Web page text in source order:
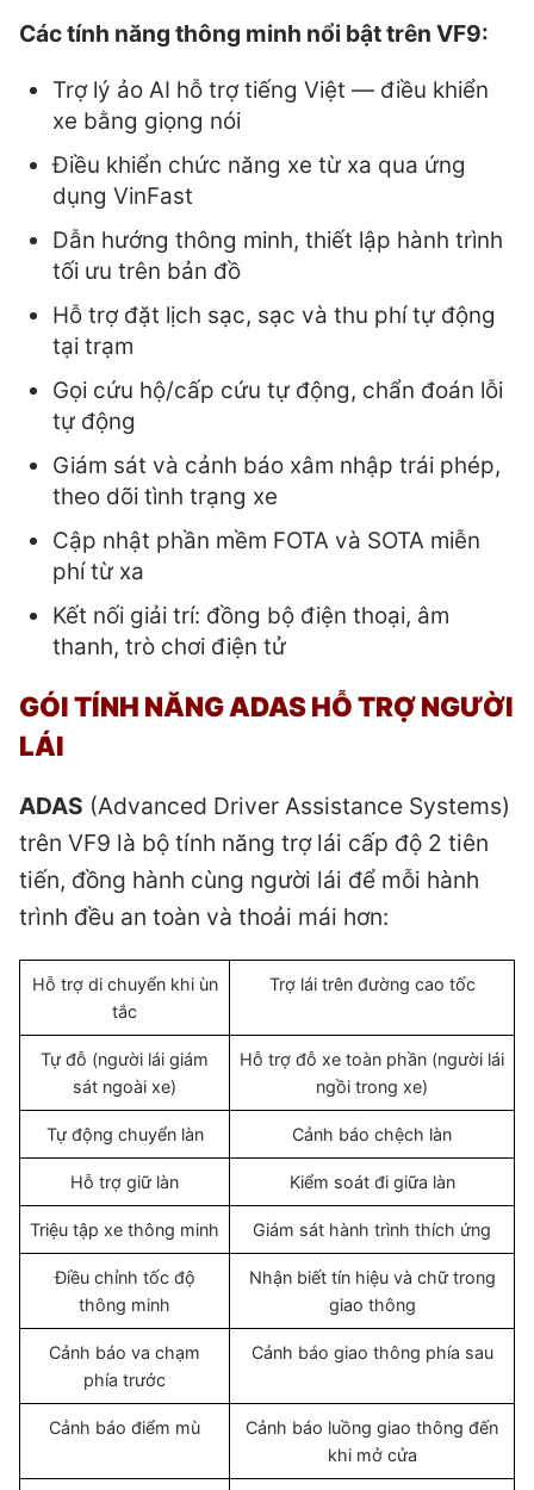
Các tính năng thông minh nổi bật trên VF9:
Trợ lý ảo AI hỗ trợ tiếng Việt — điều khiển
xe bằng giọng nói
Điều khiển chức năng xe từ xa qua ứng
dụng VinFast
Dẫn hướng thông minh, thiết lập hành trình
tối ưu trên bản đồ
Hỗ trợ đặt lịch sạc, sạc và thu phí tự động
tại trạm
Gọi cứu hộ/cấp cứu tự động, chẩn đoán lỗi
tự động
Giám sát và cảnh báo xâm nhập trái phép,
theo dõi tình trạng xe
Cập nhật phần mềm FOTA và SOTA miễn
phí từ xa
Kết nối giải trí: đồng bộ điện thoại, âm
thanh, trò chơi điện tử
GÓI TÍNH NĂNG ADAS HỖ TRỢ NGƯỜI
LÁI
ADAS (Advanced Driver Assistance Systems)
trên VF9 là bộ tính năng trợ lái cấp độ 2 tiên
tiến, đồng hành cùng người lái để mỗi hành
trình đều an toàn và thoải mái hơn:
Hỗ trợ di chuyển khi ùn
tắc
Trợ lái trên đường cao tốc
Tự đỗ (người lái giám
sát ngoài xe)
Hỗ trợ đỗ xe toàn phần (người lái
ngồi trong xe)
Tự động chuyển làn Cảnh báo chệch làn
Hỗ trợ giữ làn Kiểm soát đi giữa làn
Triệu tập xe thông minh Giám sát hành trình thích ứng
Điều chỉnh tốc độ
thông minh
Nhận biết tín hiệu và chữ trong
giao thông
Cảnh báo va chạm
phía trước
Cảnh báo giao thông phía sau
Cảnh báo điểm mù
Cảnh báo luồng giao thông đến
khi mở cửa